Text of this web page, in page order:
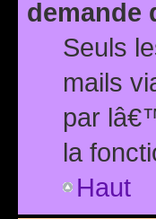
demande
Seuls
mails
par
la
Haut